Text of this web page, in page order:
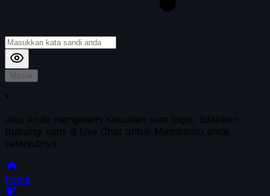
Masuk
*
Jika Anda mengalami Kesulitan saat login, Silahkan
hubungi kami di Live Chat untuk Membantu anda
selanjutnya
home